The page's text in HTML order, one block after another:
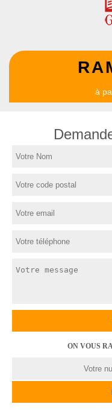
à
ON VOUS